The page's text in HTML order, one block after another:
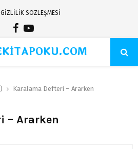
GİZLİLİK SÖZLEŞMESİ
Facebook
Youtube
Karalama Defteri – Ararken
– Ararken